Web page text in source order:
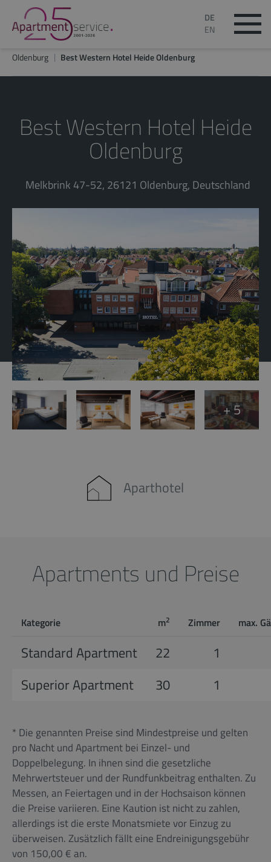
DE
EN
Oldenburg Best Western Hotel Heide Oldenburg
Best Western Hotel Heide
Oldenburg
Melkbrink 47-52, 26121 Oldenburg, Deutschland
+ 5
Aparthotel
Apartments und Preise
Kategorie m2 Zimmer max.
Standard Apartment 22
1
Superior Apartment
30 1
* Die genannten Preise sind Mindestpreise und gelten
pro Nacht und Apartment bei Einzel- und
Doppelbelegung. In ihnen sind die gesetzliche
Mehrwertsteuer und der Rundfunkbeitrag enthalten. Zu
Messen, an Feiertagen und in der Hochsaison können
die Preise variieren. Eine Kaution ist nicht zu zahlen,
allerdings ist die erste Monatsmiete vor Einzug zu
überweisen. Zusätzlich fällt eine Endreinigungsgebühr
von 150,00 € an.